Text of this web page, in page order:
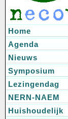
Home
Agenda
Nieuws
Symposium
Lezingendag
NERN-NAEM
Huishoudelijk